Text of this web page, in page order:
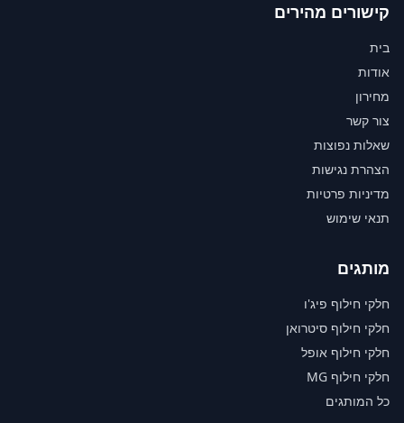
קישורים מהירים
בית
אודות
מחירון
צור קשר
שאלות נפוצות
הצהרת נגישות
מדיניות פרטיות
תנאי שימוש
מותגים
חלקי חילוף פיג'ו
חלקי חילוף סיטרואן
חלקי חילוף אופל
חלקי חילוף MG
כל המותגים